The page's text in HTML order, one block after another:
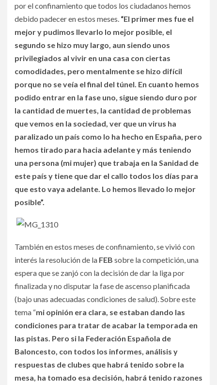
por el confinamiento que todos los ciudadanos hemos
debido padecer en estos meses. “El primer mes fue el
mejor y pudimos llevarlo lo mejor posible, el
segundo se hizo muy largo, aun siendo unos
privilegiados al vivir en una casa con ciertas
comodidades, pero mentalmente se hizo difícil
porque no se veía el final del túnel. En cuanto hemos
podido entrar en la fase uno, sigue siendo duro por
la cantidad de muertes, la cantidad de problemas
que vemos en la sociedad, ver que un virus ha
paralizado un país como lo ha hecho en España, pero
hemos tirado para hacia adelante y más teniendo
una persona (mi mujer) que trabaja en la Sanidad de
este país y tiene que dar el callo todos los días para
que esto vaya adelante. Lo hemos llevado lo mejor
posible”.
También en estos meses de confinamiento, se vivió con
interés la resolución de la FEB sobre la competición, una
espera que se zanjó con la decisión de dar la liga por
finalizada y no disputar la fase de ascenso planificada
(bajo unas adecuadas condiciones de salud). Sobre este
tema “mi opinión era clara, se estaban dando las
condiciones para tratar de acabar la temporada en
las pistas. Pero si la Federación Española de
Baloncesto, con todos los informes, análisis y
respuestas de clubes que habrá tenido sobre la
mesa, ha tomado esa decisión, habrá tenido razones